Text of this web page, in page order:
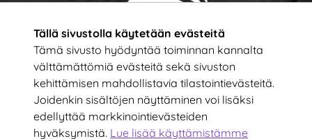
Tällä sivustolla käytetään evästeitä
Tämä sivusto hyödyntää toiminnan kannalta
välttämättömiä evästeitä sekä sivuston
kehittämisen mahdollistavia tilastointievästeitä.
Joidenkin sisältöjen näyttäminen voi lisäksi
edellyttää markkinointievästeiden
hyväksymistä. Lue lisää käyttämistämme
Tilaa uutiskirje!